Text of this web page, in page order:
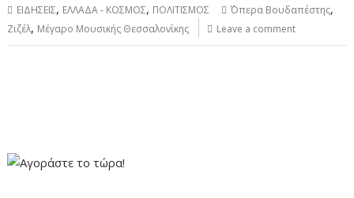
ΕΙΔΗΣΕΙΣ, ΕΛΛΑΔΑ - ΚΟΣΜΟΣ, ΠΟΛΙΤΙΣΜΟΣ ΄Όπερα Βουδαπέστης,
Ζιζέλ, Μέγαρο Μουσικής Θεσσαλονίκης Leave a comment